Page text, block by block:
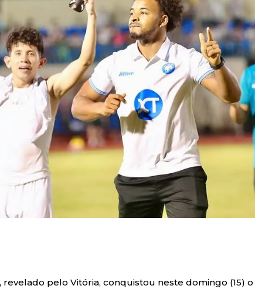
revelado pelo Vitória, conquistou neste domingo (15)